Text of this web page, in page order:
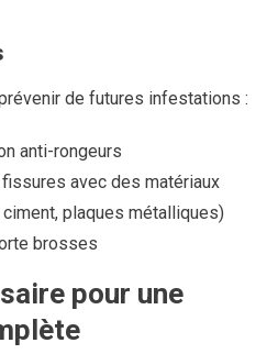
de futures infestations :
anti-rongeurs
avec des matériaux
plaques métalliques)
brosses
pour une